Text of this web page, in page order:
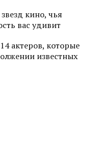
кино, чья
вас удивит
актеров, которые
известных